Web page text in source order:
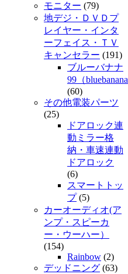
モニター (79)
地デジ・ＤＶＤプ
レイヤー・インタ
ーフェイス・ＴＶ
キャンセラー (191)
ブルーバナナ
99（
(60)
その他電装パーツ
(25)
ドアロック連
動ミラー格
納・車速連動
ドアロック
(6)
スマートトッ
プ(5)
カーオーディオ(ア
ンプ・スピーカ
ー・ウーハー）
(154)
Rainbow (2)
デッドニング (63)